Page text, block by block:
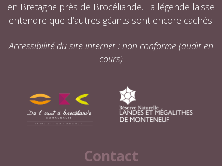
en Bretagne près de Brocéliande. La légende laisse
entendre que d’autres géants sont encore cachés.
Accessibilité du site internet : non conforme (audit en
cours)
Contact